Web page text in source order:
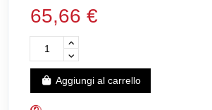
65,66 €
Aggiungi al carrello